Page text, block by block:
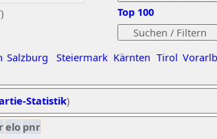
Salzburg Steiermark Kärnten Tirol
Top 100
Statistik)
elo pnr